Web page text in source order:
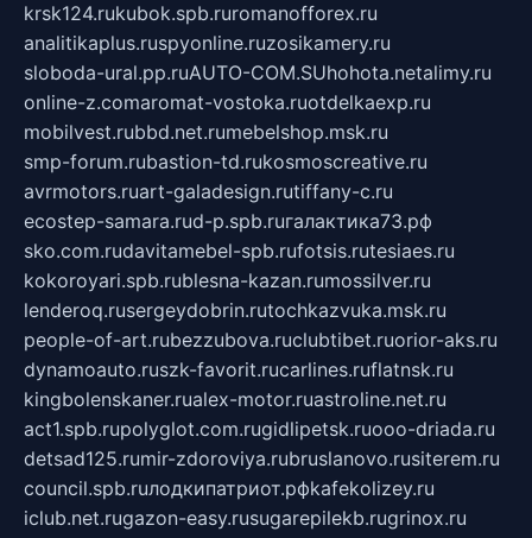
krsk124.rukubok.spb.ruromanofforex.ru
analitikaplus.ruspyonline.ruzosikamery.ru
sloboda-ural.pp.ruAUTO-COM.SUhohota.netalimy.ru
online-z.comaromat-vostoka.ruotdelkaexp.ru
mobilvest.rubbd.net.rumebelshop.msk.ru
smp-forum.rubastion-td.rukosmoscreative.ru
avrmotors.ruart-galadesign.rutiffany-c.ru
ecostep-samara.rud-p.spb.ruгалактика73.рф
sko.com.rudavitamebel-spb.rufotsis.rutesiaes.ru
kokoroyari.spb.rublesna-kazan.rumossilver.ru
lenderoq.rusergeydobrin.rutochkazvuka.msk.ru
people-of-art.rubezzubova.ruclubtibet.ruorior-aks.ru
dynamoauto.ruszk-favorit.rucarlines.ruflatnsk.ru
kingbolenskaner.rualex-motor.ruastroline.net.ru
act1.spb.rupolyglot.com.rugidlipetsk.ruooo-driada.ru
detsad125.rumir-zdoroviya.rubruslanovo.rusiterem.ru
council.spb.ruлодкипатриот.рфkafekolizey.ru
iclub.net.rugazon-easy.rusugarepilekb.rugrinox.ru